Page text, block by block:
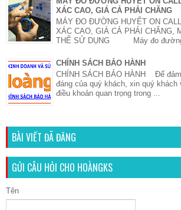
XÁC CAO, GIÁ CẢ PHẢI CHĂNG
MÁY ĐO ĐƯỜNG HUYẾT ON
XÁC CAO, GIÁ CẢ PHẢI CHĂNG,
THỂ SỬ DỤNG Máy đo đường
CHÍNH SÁCH BẢO HÀNH
CHÍNH SÁCH BẢO HÀNH Để
đáng của quý khách, xin quý
điều khoản quan trọng trong ...
BÀI VIẾT ĐÃ ĐĂNG
GỬI CÂU HỎI CHO HOÀNGKS
Tên